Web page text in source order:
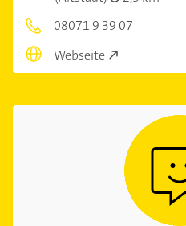
08071 9 39 07
Webseite